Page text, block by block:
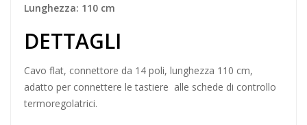
Lunghezza: 110 cm
DETTAGLI
Cavo flat, connettore da 14 poli, lunghezza 110 cm,
adatto per connettere le tastiere alle schede di controllo
termoregolatrici.